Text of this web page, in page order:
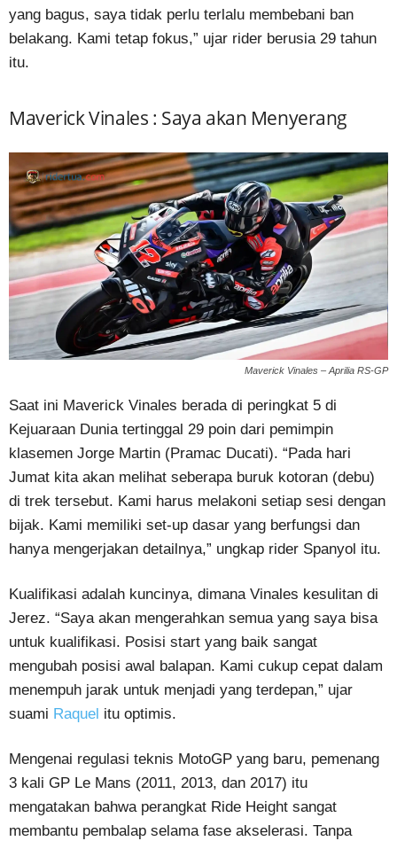
yang bagus, saya tidak perlu terlalu membebani ban
belakang. Kami tetap fokus,” ujar rider berusia 29 tahun
itu.
Maverick Vinales : Saya akan Menyerang
Maverick Vinales – Aprilia RS-GP
Saat ini Maverick Vinales berada di peringkat 5 di
Kejuaraan Dunia tertinggal 29 poin dari pemimpin
klasemen Jorge Martin (Pramac Ducati). “Pada hari
Jumat kita akan melihat seberapa buruk kotoran (debu)
di trek tersebut. Kami harus melakoni setiap sesi dengan
bijak. Kami memiliki set-up dasar yang berfungsi dan
hanya mengerjakan detailnya,” ungkap rider Spanyol itu.
Kualifikasi adalah kuncinya, dimana Vinales kesulitan di
Jerez. “Saya akan mengerahkan semua yang saya bisa
untuk kualifikasi. Posisi start yang baik sangat
mengubah posisi awal balapan. Kami cukup cepat dalam
menempuh jarak untuk menjadi yang terdepan,” ujar
suami Raquel itu optimis.
Mengenai regulasi teknis MotoGP yang baru, pemenang
3 kali GP Le Mans (2011, 2013, dan 2017) itu
mengatakan bahwa perangkat Ride Height sangat
membantu pembalap selama fase akselerasi. Tanpa